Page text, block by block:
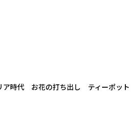
ア時代 お花の打ち出し ティーポット